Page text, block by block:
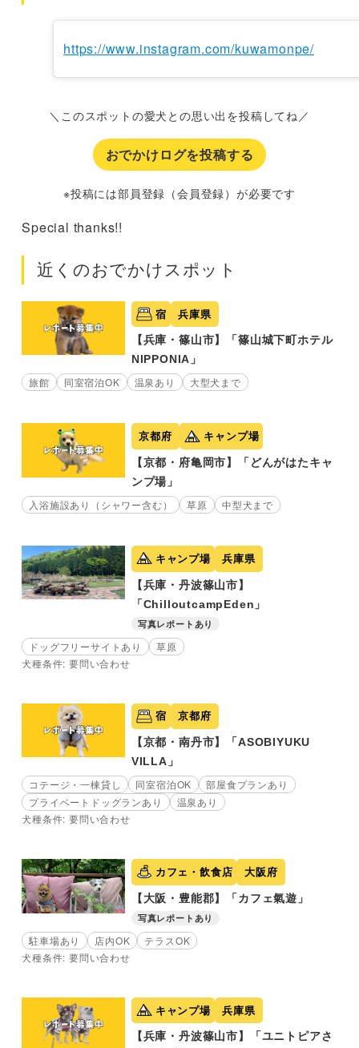
https://www.instagram.com/kuwamonpe/
＼このスポットの愛犬との思い出を投稿してね／
おでかけログを投稿する
※投稿には部員登録（会員登録）が必要です
Special thanks!!
近くのおでかけスポット
宿 兵庫県
【兵庫・篠山市】「篠山城下町ホテル
NIPPONIA」
旅館 同室宿泊OK 温泉あり 大型犬まで
京都府 キャンプ場
【京都・府亀岡市】「どんがはたキャ
ンプ場」
入浴施設あり（シャワー含む） 草原 中型犬まで
キャンプ場 兵庫県
【兵庫・丹波篠山市】
「ChilloutcampEden」
写真レポートあり
ドッグフリーサイトあり
草原
犬種条件: 要問い合わせ
宿 京都府
【京都・南丹市】「ASOBIYUKU
VILLA」
コテージ・一棟貸し 同室宿泊OK
部屋食プランあり
プライベートドッグランあり
温泉あり
犬種条件: 要問い合わせ
カフェ・飲食店 大阪府
【大阪・豊能郡】「カフェ氣遊」
写真レポートあり
駐車場あり 店内OK
テラスOK
犬種条件: 要問い合わせ
キャンプ場 兵庫県
【兵庫・丹波篠山市】「ユニトピアさ